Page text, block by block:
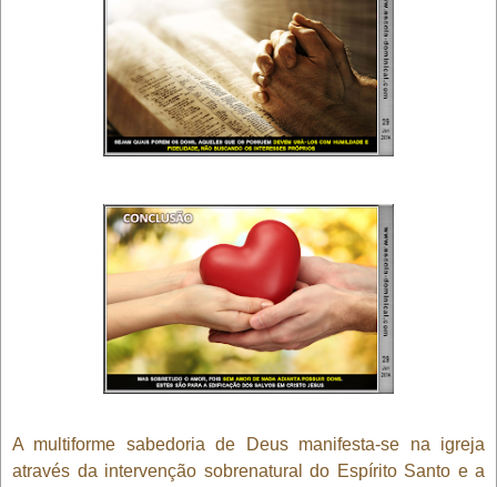
A multiforme sabedoria de Deus manifesta-se na igreja
através da intervenção sobrenatural do Espírito Santo e a